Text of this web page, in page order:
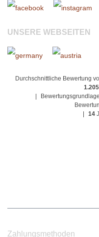
UNSERE WEBSEITEN
Durchschnittliche Bewertung
1.205
14
Zahlungsmethoden